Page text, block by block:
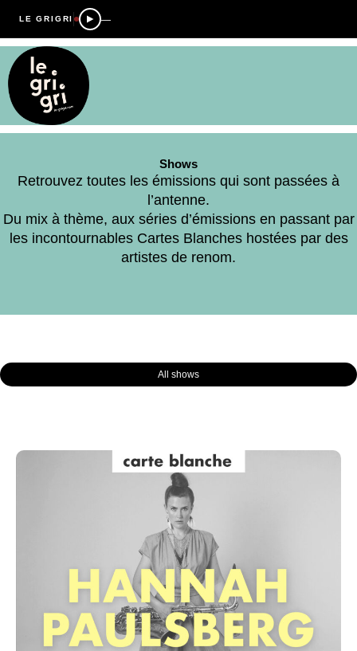
LE GRIGRI —
Shows
Retrouvez toutes les émissions qui sont passées à
l’antenne.
Du mix à thème, aux séries d’émissions en passant par
les incontournables Cartes Blanches hostées par des
artistes de renom.
All shows
Page PagePage PagePage Page